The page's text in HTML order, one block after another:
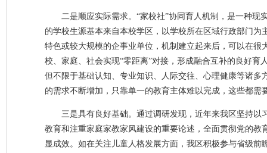
二是顺应实际需求。“家校社”协同育人机制，是一种
的学校生源基本来自本校学区，以学校所在区域行政部门
特色或较大规模的企事业单位，机制建立起来后，可以在
校、家庭、社会实现“零距离”对接，形成融合互补的良好
但不限于基础认知、专业知识、人际交往、心理健康等诸
的需求不断增加，只靠单一的教育主体难以完成，这些都
三是具有良好基础。通过调研发现，近年来我区坚持
教育和注重家庭家教家风建设的重要论述，全面贯彻党的
显成效。如在关注儿童人格发展方面，我区积极参与省级